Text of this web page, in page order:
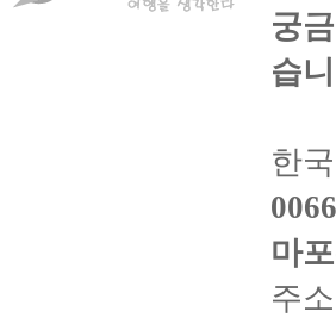
궁
습
한
마
주